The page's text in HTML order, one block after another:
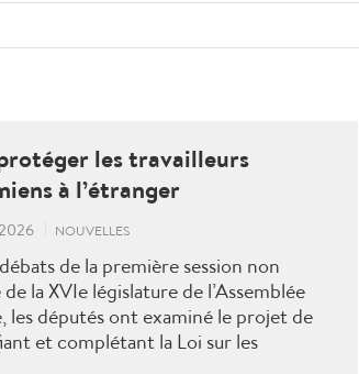
les travailleurs
à l’étranger
NOUVELLES
de la première session non
la XVIe législature de l’Assemblée
les députés ont examiné le projet de
et complétant la Loi sur les